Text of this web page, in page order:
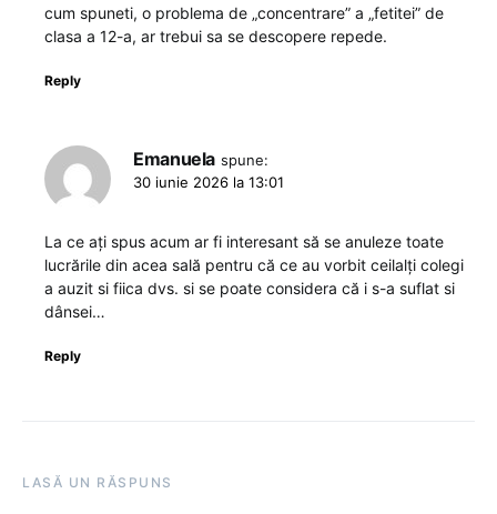
cum spuneti, o problema de „concentrare” a „fetitei” de
clasa a 12-a, ar trebui sa se descopere repede.
Reply
Emanuela spune:
30 iunie 2026 la 13:01
La ce ați spus acum ar fi interesant să se anuleze toate
lucrările din acea sală pentru că ce au vorbit ceilalți colegi
a auzit si fiica dvs. si se poate considera că i s-a suflat si
dânsei…
Reply
LASĂ UN RĂSPUNS